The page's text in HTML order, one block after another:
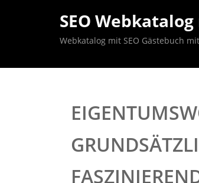
SEO
Webkatalog mit SEO Gästebuch